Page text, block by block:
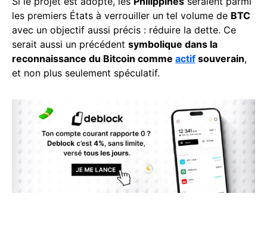
les premiers États à verrouiller un tel volume de BTC
avec un objectif aussi précis : réduire la dette. Ce
serait aussi un précédent symbolique dans la
reconnaissance du Bitcoin comme actif souverain,
et non plus seulement spéculatif.